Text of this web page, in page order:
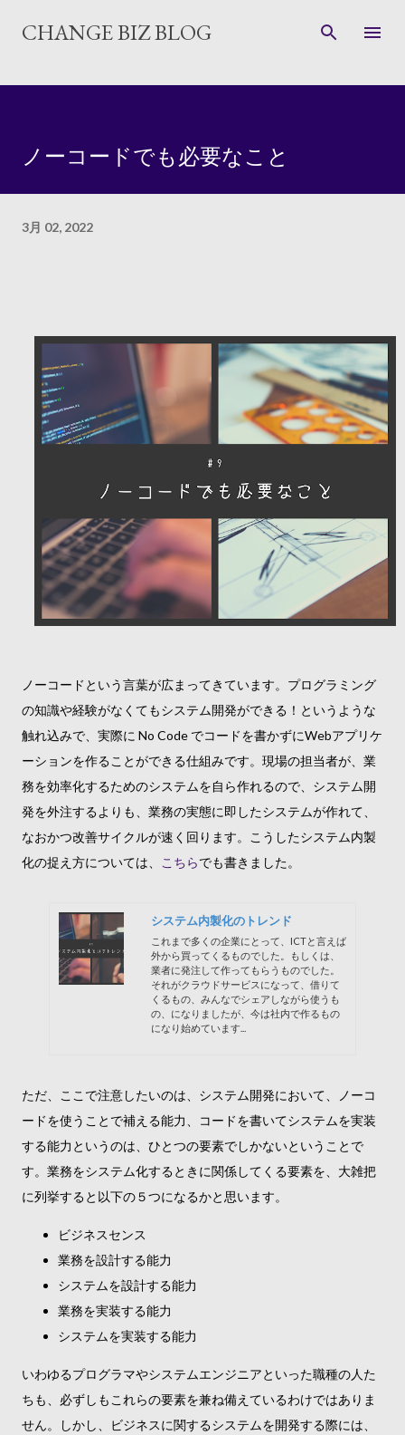
スキップしてメイン コンテンツに移動
CHANGE BIZ BLOG
ノーコードでも必要なこと
3月 02, 2022
ノーコードという言葉が広まってきています。プログラミング
の知識や経験がなくてもシステム開発ができる！というような
触れ込みで、実際に No Code でコードを書かずにWebアプリケ
ーションを作ることができる仕組みです。現場の担当者が、業
務を効率化するためのシステムを自ら作れるので、システム開
発を外注するよりも、業務の実態に即したシステムが作れて、
なおかつ改善サイクルが速く回ります。こうしたシステム内製
化の捉え方については、
こちらでも書きました。
システム内製化のトレンド
これまで多くの企業にとって、ICTと言えば
外から買ってくるものでした。もしくは、
業者に発注して作ってもらうものでした。
それがクラウドサービスになって、借りて
くるもの、みんなでシェアしながら使うも
の、になりましたが、今は社内で作るもの
になり始めています...
ただ、ここで注意したいのは、システム開発において、ノーコ
ードを使うことで補える能力、コードを書いてシステムを実装
する能力というのは、ひとつの要素でしかないということで
す。業務をシステム化するときに関係してくる要素を、大雑把
に列挙すると以下の５つになるかと思います。
ビジネスセンス
業務を設計する能力
システムを設計する能力
業務を実装する能力
システムを実装する能力
いわゆるプログラマやシステムエンジニアといった職種の人た
ちも、必ずしもこれらの要素を兼ね備えているわけではありま
せん。しかし、ビジネスに関するシステムを開発する際には、